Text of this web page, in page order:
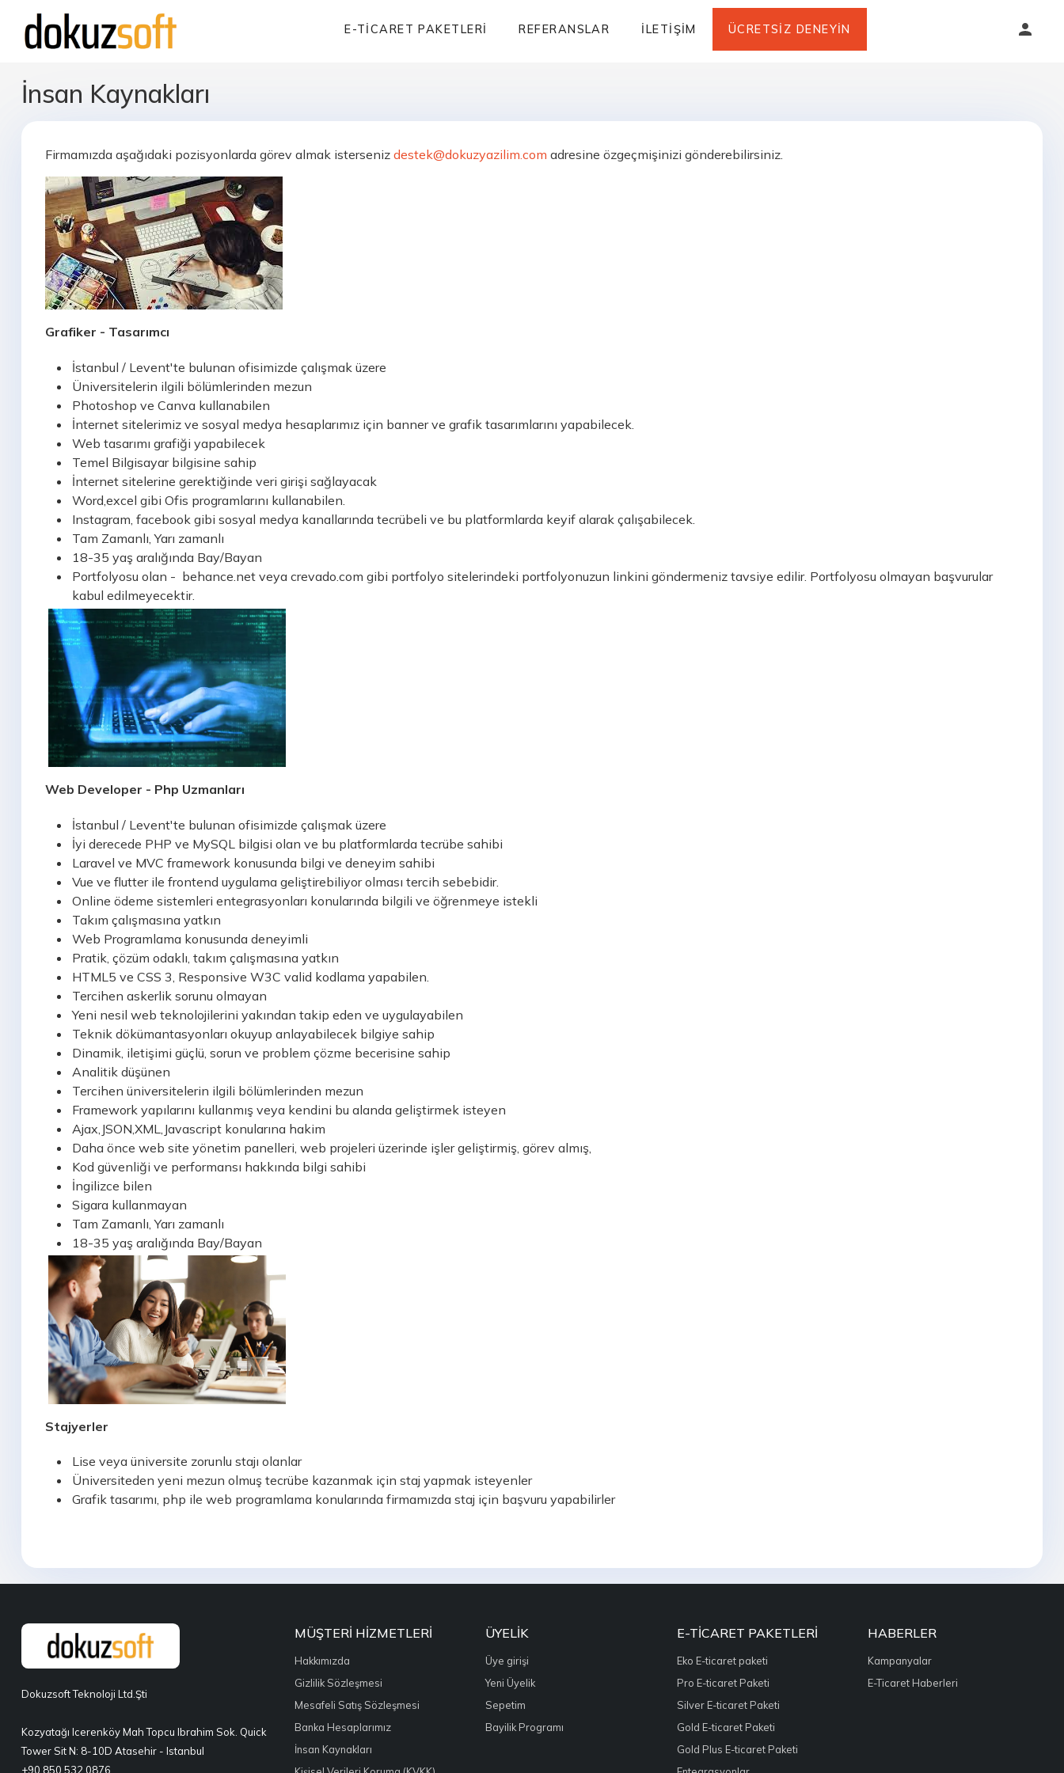
E-TICARET PAKETLERI REFERANSLAR İLETIŞIM ÜCRETSIZ DENEYIN
İnsan Kaynakları
Firmamızda aşağıdaki pozisyonlarda görev almak isterseniz destek@dokuzyazilim.com adresine özgeçmişinizi gönderebilirsiniz.
Grafiker - Tasarımcı
İstanbul / Levent'te bulunan ofisimizde çalışmak üzere
Üniversitelerin ilgili bölümlerinden mezun
Photoshop ve Canva kullanabilen
İnternet sitelerimiz ve sosyal medya hesaplarımız için banner ve grafik tasarımlarını yapabilecek.
Web tasarımı grafiği yapabilecek
Temel Bilgisayar bilgisine sahip
İnternet sitelerine gerektiğinde veri girişi sağlayacak
Word,excel gibi Ofis programlarını kullanabilen.
Instagram, facebook gibi sosyal medya kanallarında tecrübeli ve bu platformlarda keyif alarak çalışabilecek.
Tam Zamanlı, Yarı zamanlı
18-35 yaş aralığında Bay/Bayan
Portfolyosu olan - behance.net veya crevado.com gibi portfolyo sitelerindeki portfolyonuzun linkini göndermeniz tavsiye edilir. Portfolyosu olmayan başvurular
kabul edilmeyecektir.
Web Developer - Php Uzmanları
İstanbul / Levent'te bulunan ofisimizde çalışmak üzere
İyi derecede PHP ve MySQL bilgisi olan ve bu platformlarda tecrübe sahibi
Laravel ve MVC framework konusunda bilgi ve deneyim sahibi
Vue ve flutter ile frontend uygulama geliştirebiliyor olması tercih sebebidir.
Online ödeme sistemleri entegrasyonları konularında bilgili ve öğrenmeye istekli
Takım çalışmasına yatkın
Web Programlama konusunda deneyimli
Pratik, çözüm odaklı, takım çalışmasına yatkın
HTML5 ve CSS 3, Responsive W3C valid kodlama yapabilen.
Tercihen askerlik sorunu olmayan
Yeni nesil web teknolojilerini yakından takip eden ve uygulayabilen
Teknik dökümantasyonları okuyup anlayabilecek bilgiye sahip
Dinamik, iletişimi güçlü, sorun ve problem çözme becerisine sahip
Analitik düşünen
Tercihen üniversitelerin ilgili bölümlerinden mezun
Framework yapılarını kullanmış veya kendini bu alanda geliştirmek isteyen
Ajax,JSON,XML,Javascript konularına hakim
Daha önce web site yönetim panelleri, web projeleri üzerinde işler geliştirmiş, görev almış,
Kod güvenliği ve performansı hakkında bilgi sahibi
İngilizce bilen
Sigara kullanmayan
Tam Zamanlı, Yarı zamanlı
18-35 yaş aralığında Bay/Bayan
Stajyerler
Lise veya üniversite zorunlu stajı olanlar
Üniversiteden yeni mezun olmuş tecrübe kazanmak için staj yapmak isteyenler
Grafik tasarımı, php ile web programlama konularında firmamızda staj için başvuru yapabilirler
Dokuzsoft Teknoloji Ltd.Şti
Kozyatağı Icerenköy Mah Topcu Ibrahim Sok. Quick
Tower Sit N: 8-10D Atasehir - Istanbul
+90 850 532 0876
MÜŞTERI HIZMETLERI
Hakkımızda
Gizlilik Sözleşmesi
Mesafeli Satış Sözleşmesi
Banka Hesaplarımız
İnsan Kaynakları
ÜYELIK
Üye girişi
Yeni Üyelik
Sepetim
Bayilik Programı
E-TICARET PAKETLERI
Eko E-ticaret paketi
Pro E-ticaret Paketi
Silver E-ticaret Paketi
Gold E-ticaret Paketi
Gold Plus E-ticaret Paketi
HABERLER
Kampanyalar
E-Ticaret Haberleri